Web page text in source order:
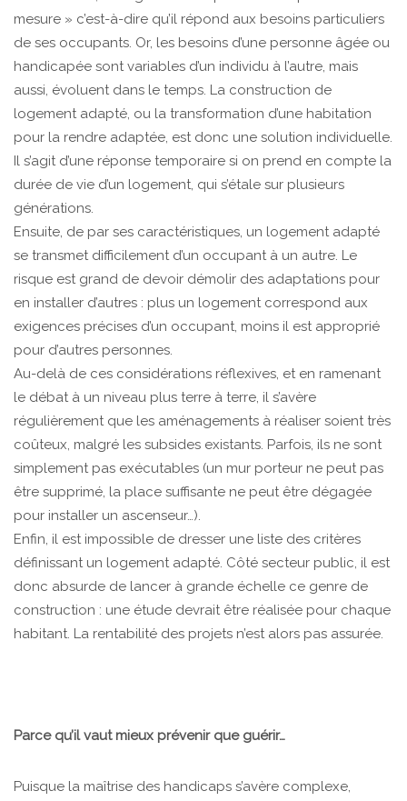
mesure » c’est-à-dire qu’il répond aux besoins particuliers
de ses occupants. Or, les besoins d’une personne âgée ou
handicapée sont variables d’un individu à l’autre, mais
aussi, évoluent dans le temps. La construction de
logement adapté, ou la transformation d’une habitation
pour la rendre adaptée, est donc une solution individuelle.
Il s’agit d’une réponse temporaire si on prend en compte la
durée de vie d’un logement, qui s’étale sur plusieurs
générations.
Ensuite, de par ses caractéristiques, un logement adapté
se transmet difficilement d’un occupant à un autre. Le
risque est grand de devoir démolir des adaptations pour
en installer d’autres : plus un logement correspond aux
exigences précises d’un occupant, moins il est approprié
pour d’autres personnes.
Au-delà de ces considérations réflexives, et en ramenant
le débat à un niveau plus terre à terre, il s’avère
régulièrement que les aménagements à réaliser soient très
coûteux, malgré les subsides existants. Parfois, ils ne sont
simplement pas exécutables (un mur porteur ne peut pas
être supprimé, la place suffisante ne peut être dégagée
pour installer un ascenseur…).
Enfin, il est impossible de dresser une liste des critères
définissant un logement adapté. Côté secteur public, il est
donc absurde de lancer à grande échelle ce genre de
construction : une étude devrait être réalisée pour chaque
habitant. La rentabilité des projets n’est alors pas assurée.
Parce qu’il vaut mieux prévenir que guérir…
Puisque la maîtrise des handicaps s’avère complexe,